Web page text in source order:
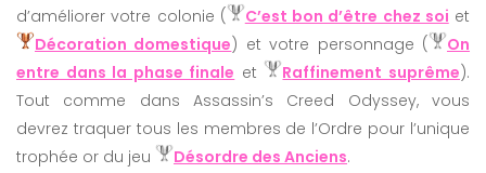
d’améliorer votre colonie (
C’est bon d’être chez soi et
Décoration domestique) et votre personnage (
On
entre dans la phase finale et Raffinement suprême).
Tout comme dans Assassin’s Creed Odyssey, vous
devrez traquer tous les membres de l’Ordre pour l’unique
trophée or du jeu
Désordre des Anciens.